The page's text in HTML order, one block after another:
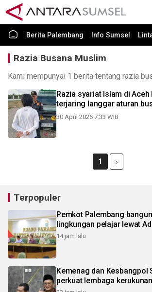
Berita Palembang Info Sumsel
Razia Busana Muslim
Kami mempunyai 1 berita tentang razia
Razia syariat Islam di Aceh
terjaring langgar aturan
30 April 2026 7:33 WIB
1
Terpopuler
Pemkot Palembang
lingkungan pelajar lewat
14 jam lalu
Kemenag dan Kesbangpol
perkuat lembaga